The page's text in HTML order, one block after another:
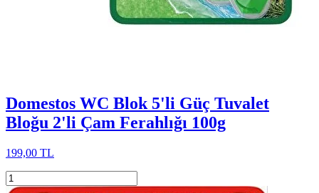
Domestos WC Blok 5'li Güç Tuvalet
Bloğu 2'li Çam Ferahlığı 100g
199,00 TL